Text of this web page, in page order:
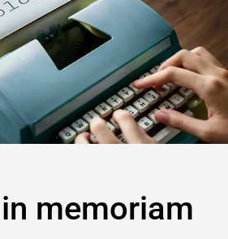
memoriam